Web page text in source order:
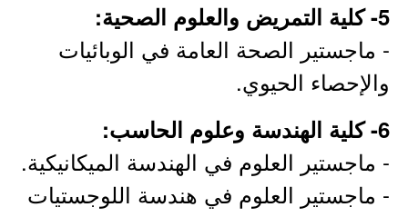
5- كلية التمريض والعلوم الصحية:
- ماجستير الصحة العامة في الوبائيات
والإحصاء الحيوي.
6- كلية الهندسة وعلوم الحاسب:
- ماجستير العلوم في الهندسة الميكانيكية.
- ماجستير العلوم في هندسة اللوجستيات